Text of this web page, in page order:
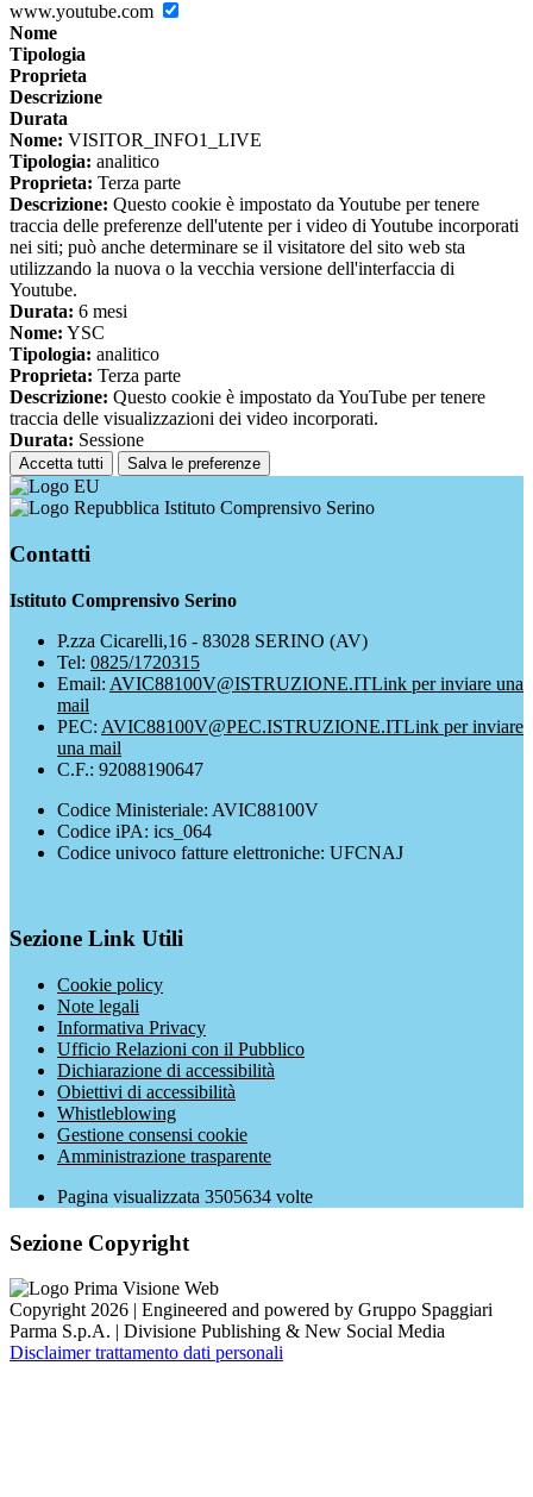
www.youtube.com
Nome
Tipologia
Proprieta
Descrizione
Durata
Nome: VISITOR_INFO1_LIVE
Tipologia: analitico
Proprieta: Terza parte
Descrizione: Questo cookie è impostato da Youtube per tenere
traccia delle preferenze dell'utente per i video di Youtube incorporati
nei siti; può anche determinare se il visitatore del sito web sta
utilizzando la nuova o la vecchia versione dell'interfaccia di
Youtube.
Durata: 6 mesi
Nome: YSC
Tipologia: analitico
Proprieta: Terza parte
Descrizione: Questo cookie è impostato da YouTube per tenere
traccia delle visualizzazioni dei video incorporati.
Durata: Sessione
Accetta tutti Salva le preferenze
Istituto Comprensivo Serino
Contatti
Istituto Comprensivo Serino
P.zza Cicarelli,16 - 83028 SERINO (AV)
Tel: 0825/1720315
Email: AVIC88100V@ISTRUZIONE.ITLink per inviare una
mail
PEC: AVIC88100V@PEC.ISTRUZIONE.ITLink per inviare
una mail
C.F.: 92088190647
Codice Ministeriale: AVIC88100V
Codice iPA: ics_064
Codice univoco fatture elettroniche: UFCNAJ
Sezione Link Utili
Cookie policy
Note legali
Informativa Privacy
Ufficio Relazioni con il Pubblico
Dichiarazione di accessibilità
Obiettivi di accessibilità
Whistleblowing
Gestione consensi cookie
Amministrazione trasparente
Pagina visualizzata 3505634 volte
Sezione Copyright
Copyright 2026 | Engineered and powered by Gruppo Spaggiari
Parma S.p.A. | Divisione Publishing & New Social Media
Disclaimer trattamento dati personali